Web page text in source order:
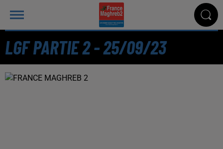
LGF PARTIE 2 - 25/09/23